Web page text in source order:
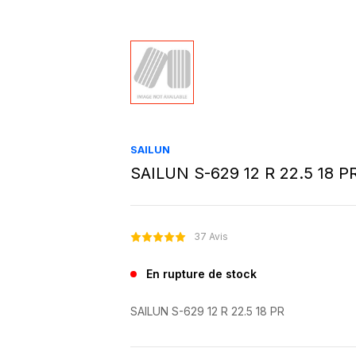
SAILUN
SAILUN S-629 12 R 22.5 18
37 Avis
En rupture de stock
SAILUN S-629 12 R 22.5 18 PR